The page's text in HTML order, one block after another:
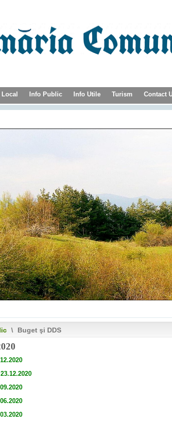
Info Public Info Utile Turism Contact
\ Buget şi DDS